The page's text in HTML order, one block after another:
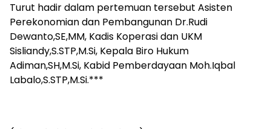
Turut hadir dalam pertemuan tersebut Asisten
Perekonomian dan Pembangunan Dr.Rudi
Dewanto,SE,MM, Kadis Koperasi dan UKM
Sisliandy,S.STP,M.Si, Kepala Biro Hukum
Adiman,SH,M.Si, Kabid Pemberdayaan Moh.Iqbal
Labalo,S.STP,M.Si.***